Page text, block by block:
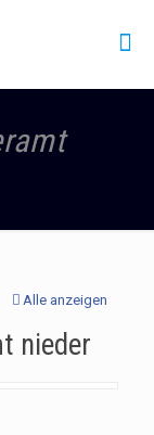
Alle anzeigen
nieder